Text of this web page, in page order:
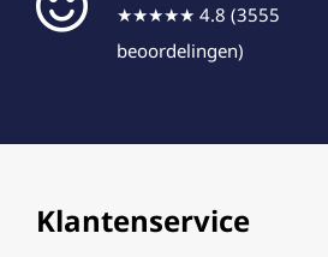
★★★★★ 4.8 (3555
beoordelingen)
Klantenservice